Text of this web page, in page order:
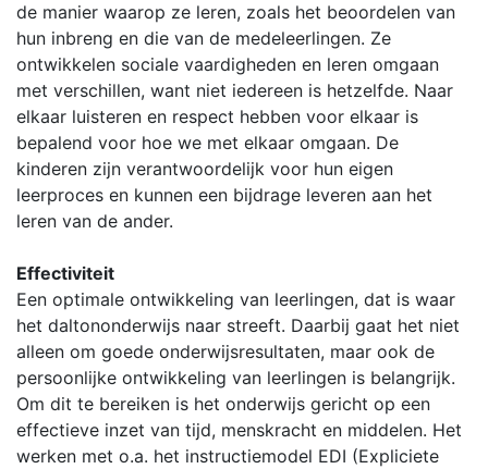
de manier waarop ze leren, zoals het beoordelen van
hun inbreng en die van de medeleerlingen. Ze
ontwikkelen sociale vaardigheden en leren omgaan
met verschillen, want niet iedereen is hetzelfde. Naar
elkaar luisteren en respect hebben voor elkaar is
bepalend voor hoe we met elkaar omgaan. De
kinderen zijn verantwoordelijk voor hun eigen
leerproces en kunnen een bijdrage leveren aan het
leren van de ander.
Effectiviteit
Een optimale ontwikkeling van leerlingen, dat is waar
het daltononderwijs naar streeft. Daarbij gaat het niet
alleen om goede onderwijsresultaten, maar ook de
persoonlijke ontwikkeling van leerlingen is belangrijk.
Om dit te bereiken is het onderwijs gericht op een
effectieve inzet van tijd, menskracht en middelen. Het
werken met o.a. het instructiemodel EDI (Expliciete